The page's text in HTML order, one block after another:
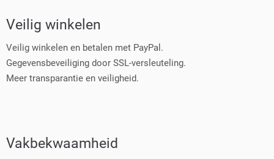
Veilig winkelen
Veilig winkelen en betalen met PayPal.
Gegevensbeveiliging door SSL-versleuteling.
Meer transparantie en veiligheid.
Vakbekwaamheid